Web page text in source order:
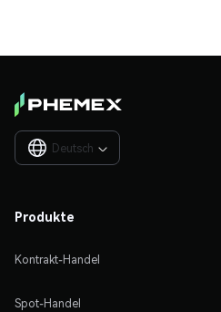
Deutsch 
Produkte
Kontrakt-Handel
Spot-Handel